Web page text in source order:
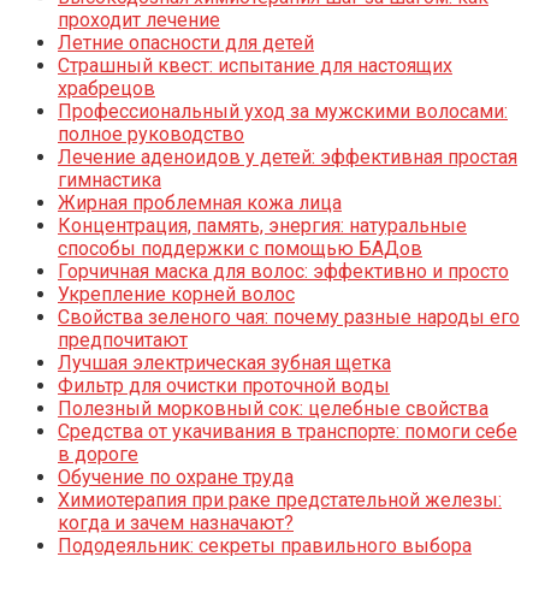
проходит лечение
Летние опасности для детей
Страшный квест: испытание для настоящих
храбрецов
Профессиональный уход за мужскими волосами:
полное руководство
Лечение аденоидов у детей: эффективная простая
гимнастика
Жирная проблемная кожа лица
Концентрация, память, энергия: натуральные
способы поддержки с помощью БАДов
Горчичная маска для волос: эффективно и просто
Укрепление корней волос
Свойства зеленого чая: почему разные народы его
предпочитают
Лучшая электрическая зубная щетка
Фильтр для очистки проточной воды
Полезный морковный сок: целебные свойства
Средства от укачивания в транспорте: помоги себе
в дороге
Обучение по охране труда
Химиотерапия при раке предстательной железы:
когда и зачем назначают?
Пододеяльник: секреты правильного выбора